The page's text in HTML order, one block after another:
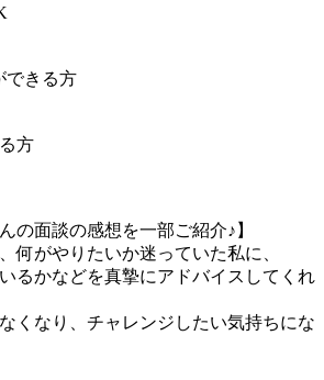
できる方
方
の面談の感想を一部ご紹介♪】
何がやりたいか迷っていた私に、
るかなどを真摯にアドバイスしてくれ
くなり、チャレンジしたい気持ちにな